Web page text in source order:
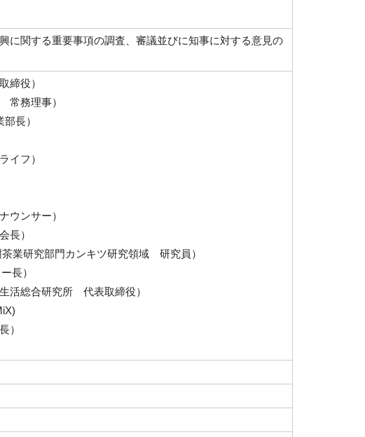
に関する重要事項の調査、審議並びに知事に対する意見の
締役）
務理事）
長）
イフ）
ンサー）
長）
業研究部門カンキツ研究領域 研究員）
長）
活総合研究所 代表取締役）
）